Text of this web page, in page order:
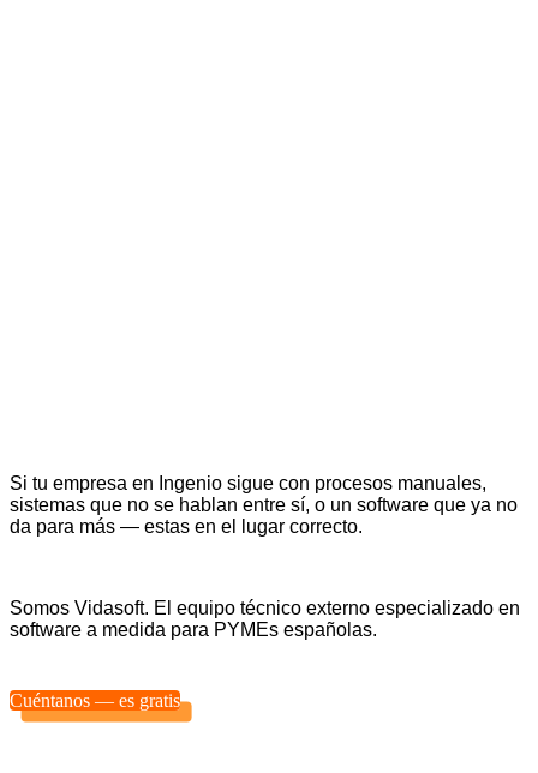
Si tu empresa en Ingenio sigue con procesos manuales,
sistemas que no se hablan entre sí, o un software que ya no
da para más — estas en el lugar correcto.
Somos Vidasoft. El equipo técnico externo especializado en
software a medida para PYMEs españolas.
Cuéntanos — es gratis